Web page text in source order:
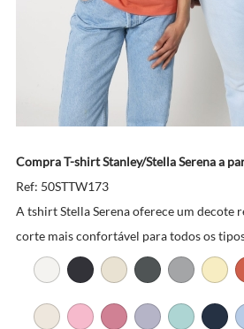
Compra T-shirt Stanley/Stella Serena a
Ref: 50STTW173
A tshirt Stella Serena oferece um decote
corte mais confortável para todos os